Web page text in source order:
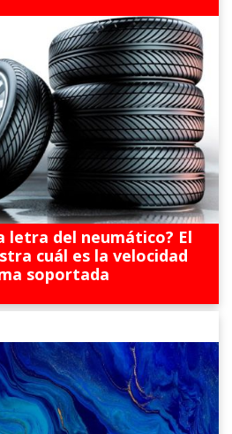
letra del neumático? El
cuál es la velocidad
soportada